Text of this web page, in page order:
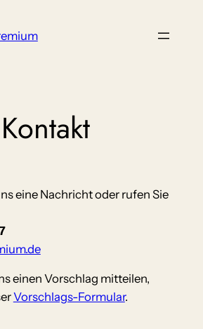
Kontakt
eine Nachricht oder rufen Sie
einen Vorschlag mitteilen,
Vorschlags-Formular.